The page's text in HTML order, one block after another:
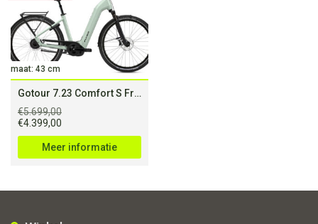
maat: 43 cm
Gotour 7.23 Comfort S Frosty Sage (750Wh)
€5.699,00
Oorspronkelijke
prijs
€5.699,00.
€4.399,00
prijs
is:
€4.399,00.
Meer informatie